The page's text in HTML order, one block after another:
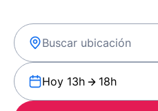
Hoy 13h 18h